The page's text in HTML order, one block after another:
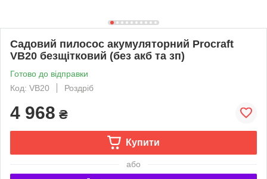
Садовий пилосос акумуляторний Procraft
VB20 безщітковий (без акб та зп)
Готово до відправки
Код: VB20
Роздріб
4 968 ₴
Купити
або